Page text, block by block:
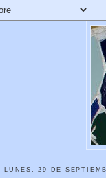
LUNES, 29 DE